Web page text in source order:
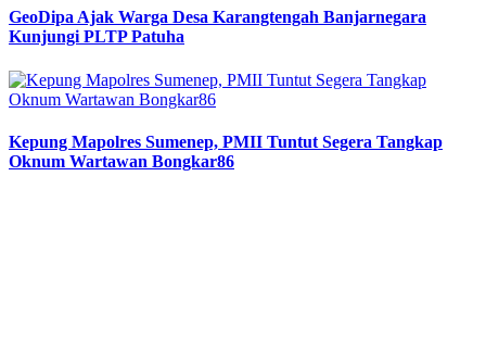
GeoDipa Ajak Warga Desa Karangtengah Banjarnegara
Kunjungi PLTP Patuha
Kepung Mapolres Sumenep, PMII Tuntut Segera Tangkap
Oknum Wartawan Bongkar86